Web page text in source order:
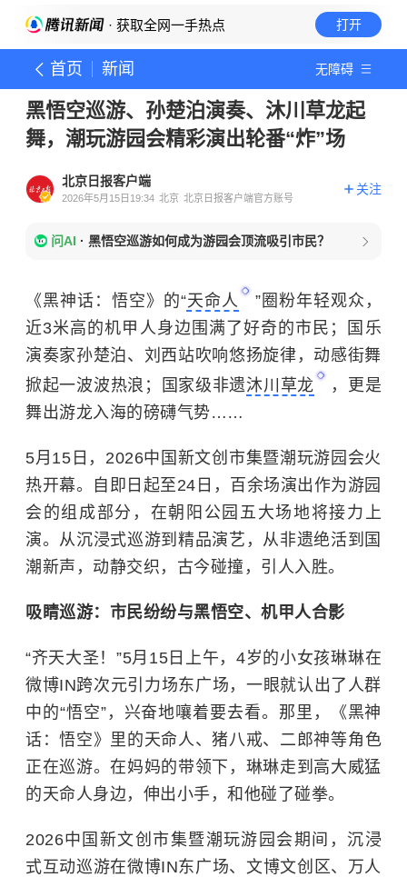
· 获取全网一手热点 打开
首页 新闻 无障碍
黑悟空巡游、孙楚泊演奏、沐川草龙起
舞，潮玩游园会精彩演出轮番“炸”场
北京日报客户端
2026年5月15日19:34 北京 北京日报客户端官方账号
关注
问AI · 黑悟空巡游如何成为游园会顶流吸引市民？
《黑神话：悟空》的“天命人
”圈粉年轻观众，
近3米高的机甲人身边围满了好奇的市民；国乐
演奏家孙楚泊、刘西站吹响悠扬旋律，动感街舞
掀起一波波热浪；国家级非遗沐川草龙
，更是
舞出游龙入海的磅礴气势……
5月15日，2026中国新文创市集暨潮玩游园会火
热开幕。自即日起至24日，百余场演出作为游园
会的组成部分，在朝阳公园五大场地将接力上
演。从沉浸式巡游到精品演艺，从非遗绝活到国
潮新声，动静交织，古今碰撞，引人入胜。
吸睛巡游： 市民纷纷与黑悟空、机甲人合影
“齐天大圣！”5月15日上午，4岁的小女孩琳琳在
微博IN跨次元引力场东广场，一眼就认出了人群
中的“悟空”，兴奋地嚷着要去看。那里，《黑神
话：悟空》里的天命人、猪八戒、 二郎神等角色
正在巡游。在妈妈的带领下，琳琳走到高大威猛
的天命人身边，伸出小手，和他碰了碰拳。
2026中国新文创市集暨潮玩游园会期间，沉浸
式互动巡游在微博IN东广场、文博文创区、万人